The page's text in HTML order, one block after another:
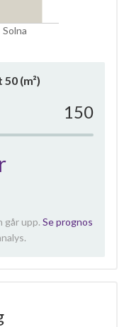
Solna
50 (m²)
150
går upp. Se prognos